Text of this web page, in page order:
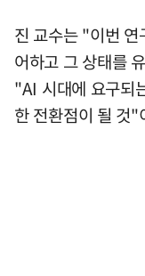
진 교수는 "이번 연
어하고 그 상태를
"AI 시대에 요구되
한 전환점이 될 것"